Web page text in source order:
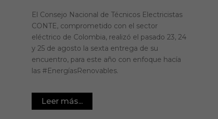
El Consejo Nacional de Técnicos Electricistas
CONTE, comprometido con el sector
eléctrico de Colombia, realizó el pasado 23, 24
y 25 de agosto la sexta entrega de su
encuentro, para este año con enfoque hacía
las #EnergíasRenovables.
Leer más...